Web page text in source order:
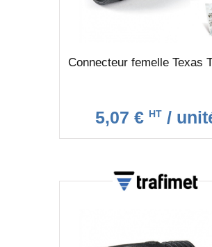
Connecteur femelle Texas
5,07 € HT /